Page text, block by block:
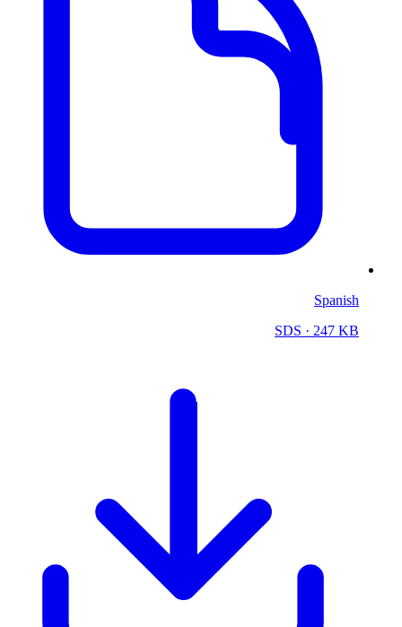
Spanish
SDS · 247 KB